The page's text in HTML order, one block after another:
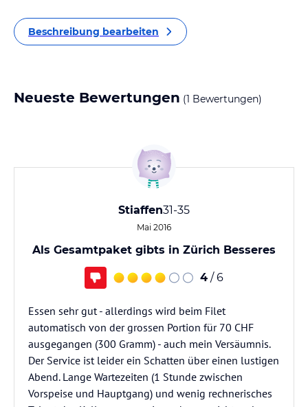
Beschreibung bearbeiten
Neueste Bewertungen (1 Bewertungen)
Stiaffen31-35
Mai 2016
Als Gesamtpaket gibts in Zürich Besseres
4 / 6
Essen sehr gut - allerdings wird beim Filet
automatisch von der grossen Portion für 70 CHF
ausgegangen (300 Gramm) - auch mein Versäumnis.
Der Service ist leider ein Schatten über einen lustigen
Abend. Lange Wartezeiten (1 Stunde zwischen
Vorspeise und Hauptgang) und wenig rechnerisches